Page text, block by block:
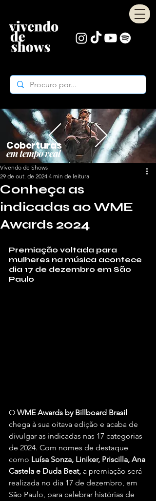
Coberturas
em tempo real
Conheça as
indicadas ao WME
Awards 2024
Vivendo de Shows
29 de out. de 2024 4 min de leitura
Premiação voltada para
mulheres na música acontece
dia 17 de dezembro em São
Paulo
O WME Awards by Billboard Brasil
chega à sua oitava edição e acaba de
divulgar as indicadas nas 17 categorias
de 2024. Com nomes de destaque
como Luísa Sonza, Liniker, Priscilla, Ana
Castela e Duda Beat, a premiação será
realizada no dia 17 de dezembro, em
São Paulo, para celebrar histórias de